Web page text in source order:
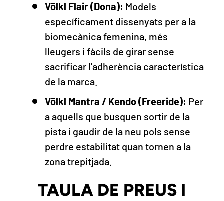
Völkl Flair (Dona): Models
específicament dissenyats per a la
biomecànica femenina, més
lleugers i fàcils de girar sense
sacrificar l'adherència característica
de la marca.
Völkl Mantra / Kendo (Freeride): Per
a aquells que busquen sortir de la
pista i gaudir de la neu pols sense
perdre estabilitat quan tornen a la
zona trepitjada.
TAULA DE PREUS I